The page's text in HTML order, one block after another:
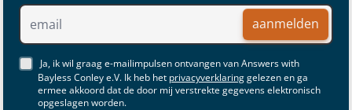
aanmelden
Ja, ik wil graag e-mailimpulsen ontvangen van Answers with
Bayless Conley e.V. Ik heb het privacyverklaringgelezen en ga
ermee akkoord dat de door mij verstrekte gegevens elektronisch
opgeslagen worden.